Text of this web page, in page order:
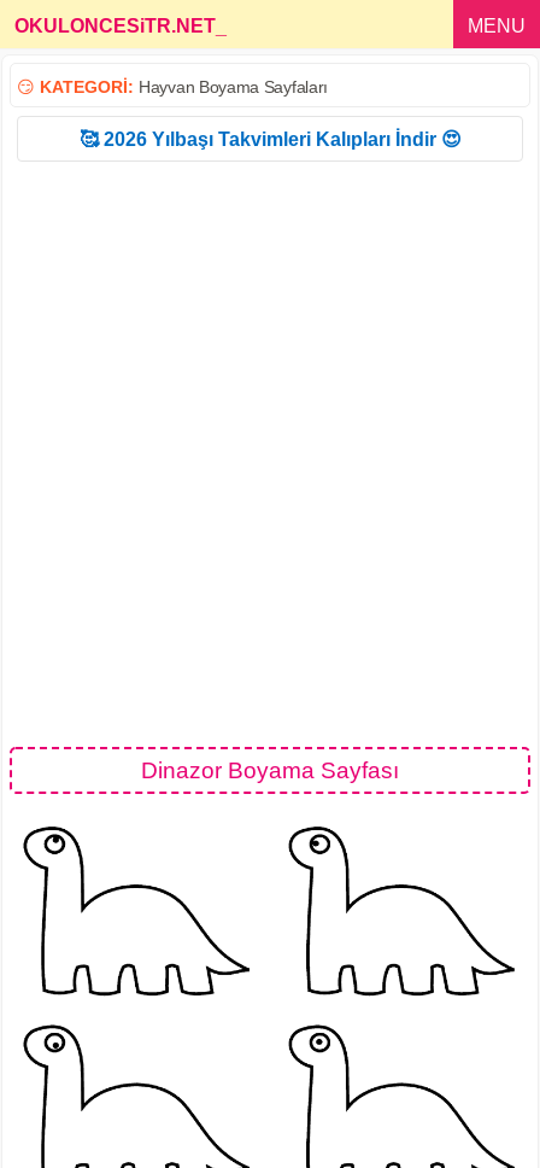
OKULONCESiTR.NET MENU
😏 KATEGORİ: Hayvan Boyama Sayfaları
🥰 2026 Yılbaşı Takvimleri Kalıpları İndir 😍
Dinazor Boyama Sayfası